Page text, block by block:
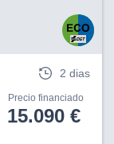
2 dias
Precio financiado
15.090 €